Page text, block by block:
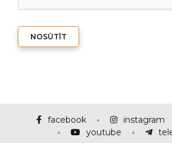
NOSŪTĪT
facebook instagram
youtube